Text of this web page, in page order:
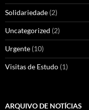
Solidariedade (2)
Uncategorized (2)
Urgente (10)
Visitas de Estudo (1)
ARQUIVO DE NOTÍCIAS